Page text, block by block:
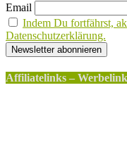
Email
Indem Du fortfährst,
Datenschutzerklärung.
Affiliatelinks –